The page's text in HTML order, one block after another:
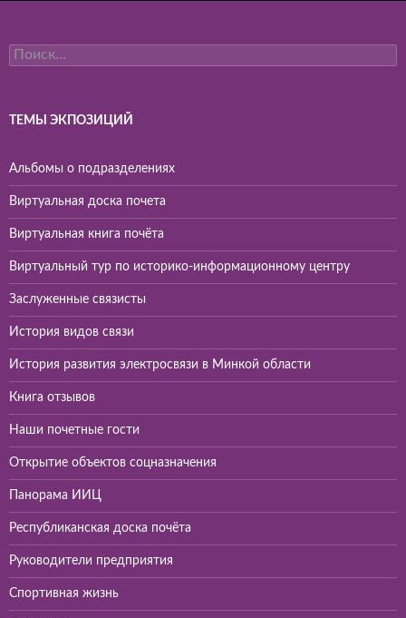
Найти:
ТЕМЫ ЭКПОЗИЦИЙ
Альбомы о подразделениях
Виртуальная доска почета
Виртуальная книга почёта
Виртуальный тур по историко-информационному центру
Заслуженные связисты
История видов связи
История развития электросвязи в Минкой области
Книга отзывов
Наши почетные гости
Открытие объектов соцназначения
Панорама ИИЦ
Республиканская доска почёта
Руководители предприятия
Спортивная жизнь